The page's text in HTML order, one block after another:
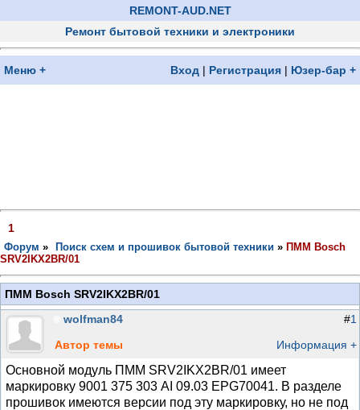
REMONT-AUD.NET
Ремонт бытовой техники и электроники
Меню + Вход | Регистрация | Юзер-бар +
1
Форум » Поиск схем и прошивок бытовой техники » ПММ Bosch
SRV2IKX2BR/01
ПММ Bosch SRV2IKX2BR/01
wolfman84
Автор темы
#1
Информация +
Основной модуль ПММ SRV2IKX2BR/01 имеет
маркировку 9001 375 303 AI 09.03 EPG70041. В разделе
прошивок имеются версии под эту маркировку, но не под